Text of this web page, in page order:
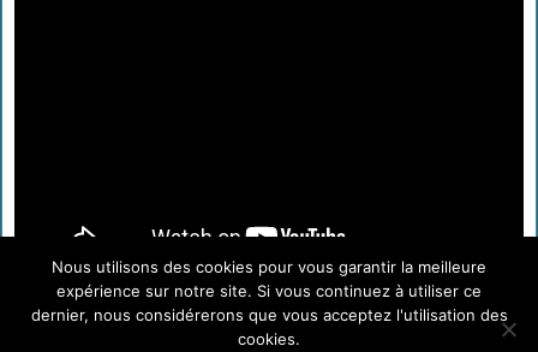
Nous utilisons des cookies pour vous garantir la meilleure
expérience sur notre site. Si vous continuez à utiliser ce
dernier, nous considérerons que vous acceptez l'utilisation des
cookies.